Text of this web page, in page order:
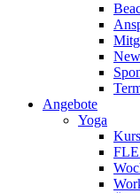
Angebote
Yoga